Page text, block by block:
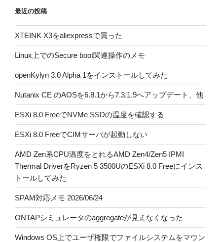
最近の投稿
XTEINK X3をaliexpressで買った
Linux上でのSecure boot関連操作のメモ
openKylyn 3.0 Alpha 1をインストールしてみた
Nutanix CE のAOSを6.8.1から7.3.1.9へアップデート、他
ESXi 8.0 FreeでNVMe SSDの温度を確認する
ESXi 8.0 FreeでCIMサーバが起動しない
AMD Zen系CPU温度をとれるAMD Zen4/Zen5 IPMI
Thermal DriverをRyzen 5 3500UのESXi 8.0 Freeにインス
トールしてみた
SPAM対応メモ 2026/06/24
ONTAPシミュレータのaggregateが見えなくなった
Windows OS上でユーザ権限でファイルシステムをマウン